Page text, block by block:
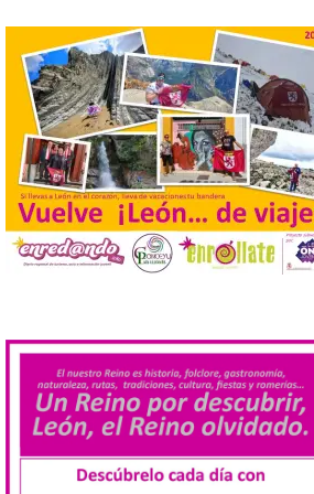
Turismo de Extremadura
impulsa nuevas
iniciativas relacionadas
con el trío de eclipses para
afianzar a Extremadura
como referente en
astroturismo
8 Ago 2026
Extremadura cuenta con
uno de los cielos
estrellados con menor
natural que permite disfrutar de
actividades de astroturismo durante todo
el año. La Dirección General de Turismo
ha puesto en marcha diversas iniciativas
relacionadas […]
Cabárceno prepara tres